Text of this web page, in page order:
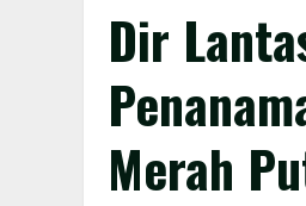
Dir
Merah